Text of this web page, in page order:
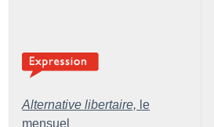
Alternative libertaire, le
mensuel